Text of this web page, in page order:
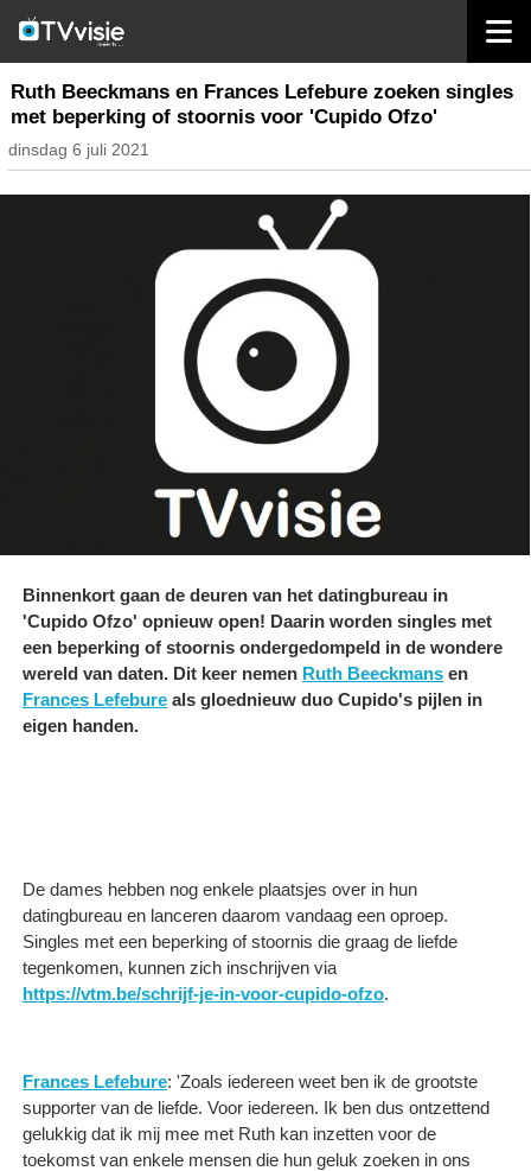
nieuws belgië
Ruth Beeckmans en Frances Lefebure zoeken singles
met beperking of stoornis voor 'Cupido Ofzo'
dinsdag 6 juli 2021
Binnenkort gaan de deuren van het datingbureau in
'Cupido Ofzo' opnieuw open! Daarin worden singles met
een beperking of stoornis ondergedompeld in de wondere
wereld van daten. Dit keer nemen Ruth Beeckmans en
Frances Lefebure als gloednieuw duo Cupido's pijlen in
eigen handen.
De dames hebben nog enkele plaatsjes over in hun
datingbureau en lanceren daarom vandaag een oproep.
Singles met een beperking of stoornis die graag de liefde
tegenkomen, kunnen zich inschrijven via
https://vtm.be/schrijf-je-in-voor-cupido-ofzo.
Frances Lefebure: 'Zoals iedereen weet ben ik de grootste
supporter van de liefde. Voor iedereen. Ik ben dus ontzettend
gelukkig dat ik mij mee met Ruth kan inzetten voor de
toekomst van enkele mensen die hun geluk zoeken in ons